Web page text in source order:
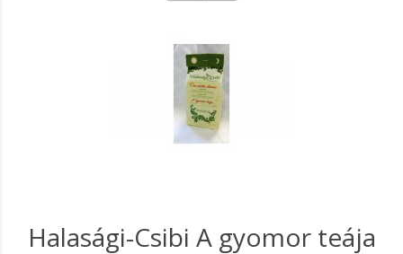
Halasági-Csibi A gyomor teája